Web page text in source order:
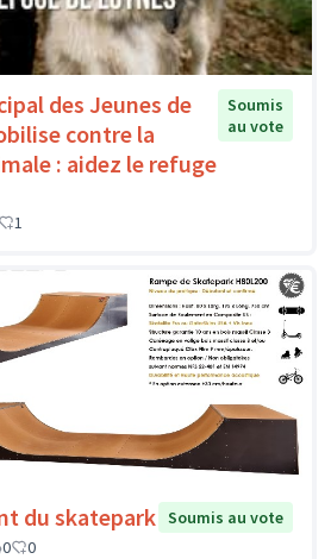
des Jeunes de
contre la
: aidez le refuge
Soumis
au vote
1
du skatepark Soumis au vote
0 0